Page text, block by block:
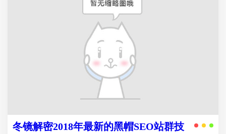
冬镜解密2018年最新的黑帽SEO站群技